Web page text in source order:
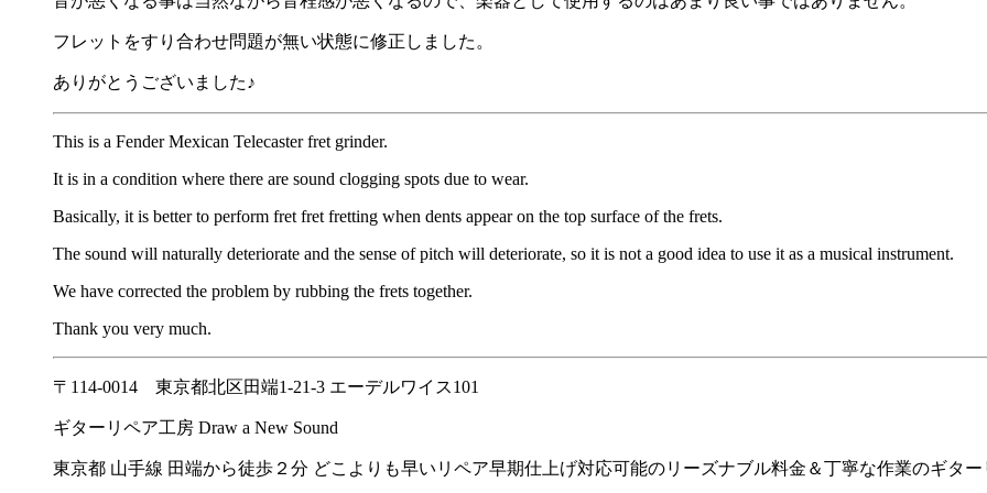
フレットをすり合わせ問題が無い状態に修正しました。
ありがとうございました♪
This is a Fender Mexican Telecaster fret grinder.
It is in a condition where there are sound clogging spots due to wear.
Basically, it is better to perform fret fret fretting when dents appear on the top surface of the frets.
The sound will naturally deteriorate and the sense of pitch will deteriorate, so it is not a good idea to use it as a musical instrument.
We have corrected the problem by rubbing the frets together.
Thank you very much.
〒114-0014 東京都北区田端1-21-3 エーデルワイス101
ギターリペア工房 Draw a New Sound
東京都 山手線 田端から徒歩２分 どこよりも早いリペア早期仕上げ対応可能のリーズナブル料金＆丁寧な作業のギタ